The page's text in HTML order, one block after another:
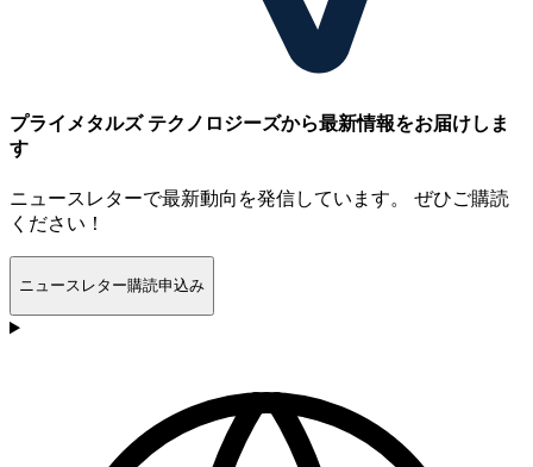
プライメタルズ テクノロジーズから最新情報をお届けしま
す
ニュースレターで最新動向を発信しています。 ぜひご購読
ください！
ニュースレター購読申込み